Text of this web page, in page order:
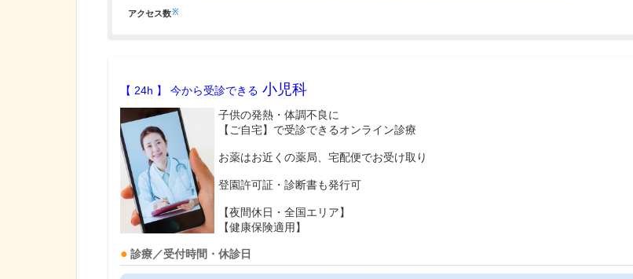
アクセス数※
【 24h 】 今から受診できる 小児科
子供の発熱・体調不良に
【ご自宅】で受診できるオンライン診療
お薬はお近くの薬局、宅配便でお受け取り
登園許可証・診断書も発行可
【夜間休日・全国エリア】
【健康保険適用】
診療／受付時間・休診日